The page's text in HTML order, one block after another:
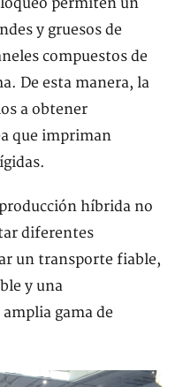
permiten un
y gruesos de
compuestos de
De esta manera, la
a obtener
que impriman
híbrida no
diferentes
un transporte fiable,
y una
gama de